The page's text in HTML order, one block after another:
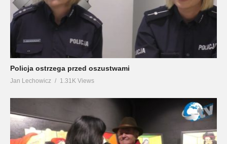
Policja ostrzega przed oszustwami
Jan Lechowicz 1.31K Views